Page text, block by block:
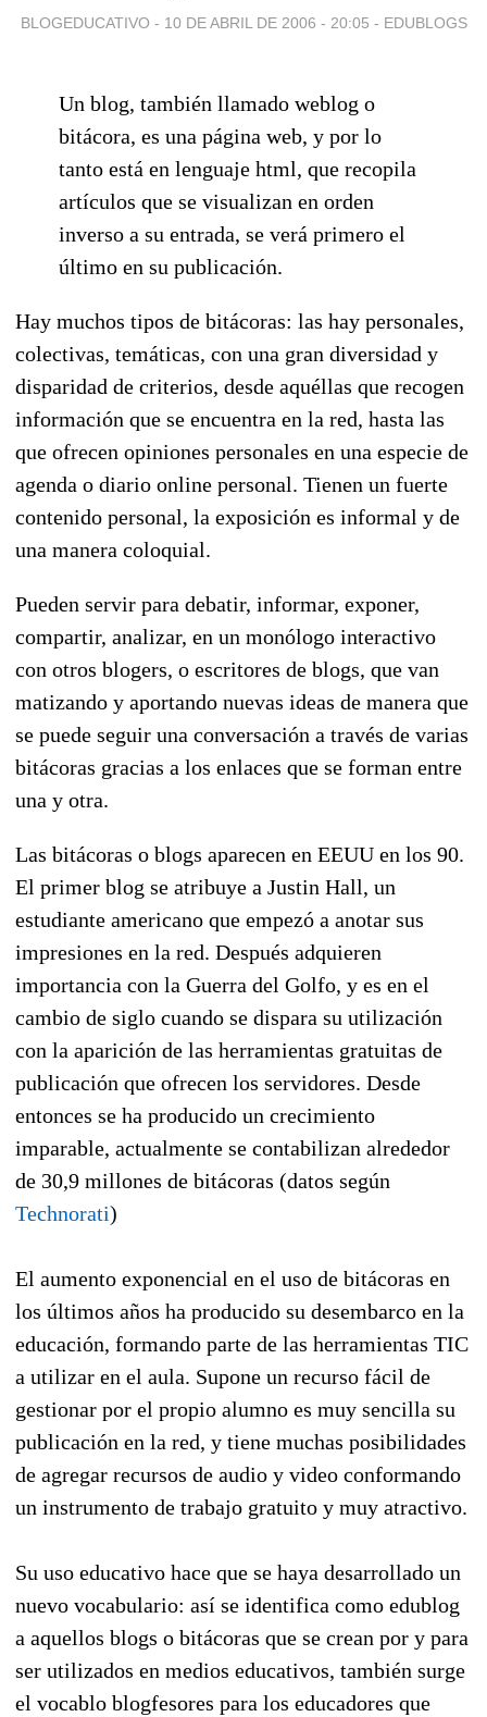
BLOGEDUCATIVO - 10 DE ABRIL DE 2006 - 20:05 - EDUBLOGS
Un blog, también llamado weblog o
bitácora, es una página web, y por lo
tanto está en lenguaje html, que recopila
artículos que se visualizan en orden
inverso a su entrada, se verá primero el
último en su publicación.
Hay muchos tipos de bitácoras: las hay personales,
colectivas, temáticas, con una gran diversidad y
disparidad de criterios, desde aquéllas que recogen
información que se encuentra en la red, hasta las
que ofrecen opiniones personales en una especie de
agenda o diario online personal. Tienen un fuerte
contenido personal, la exposición es informal y de
una manera coloquial.
Pueden servir para debatir, informar, exponer,
compartir, analizar, en un monólogo interactivo
con otros blogers, o escritores de blogs, que van
matizando y aportando nuevas ideas de manera que
se puede seguir una conversación a través de varias
bitácoras gracias a los enlaces que se forman entre
una y otra.
Las bitácoras o blogs aparecen en EEUU en los 90.
El primer blog se atribuye a Justin Hall, un
estudiante americano que empezó a anotar sus
impresiones en la red. Después adquieren
importancia con la Guerra del Golfo, y es en el
cambio de siglo cuando se dispara su utilización
con la aparición de las herramientas gratuitas de
publicación que ofrecen los servidores. Desde
entonces se ha producido un crecimiento
imparable, actualmente se contabilizan alrededor
de 30,9 millones de bitácoras (datos según
Technorati)
El aumento exponencial en el uso de bitácoras en
los últimos años ha producido su desembarco en la
educación, formando parte de las herramientas TIC
a utilizar en el aula. Supone un recurso fácil de
gestionar por el propio alumno es muy sencilla su
publicación en la red, y tiene muchas posibilidades
de agregar recursos de audio y video conformando
un instrumento de trabajo gratuito y muy atractivo.
Su uso educativo hace que se haya desarrollado un
nuevo vocabulario: así se identifica como edublog
a aquellos blogs o bitácoras que se crean por y para
ser utilizados en medios educativos, también surge
el vocablo blogfesores para los educadores que